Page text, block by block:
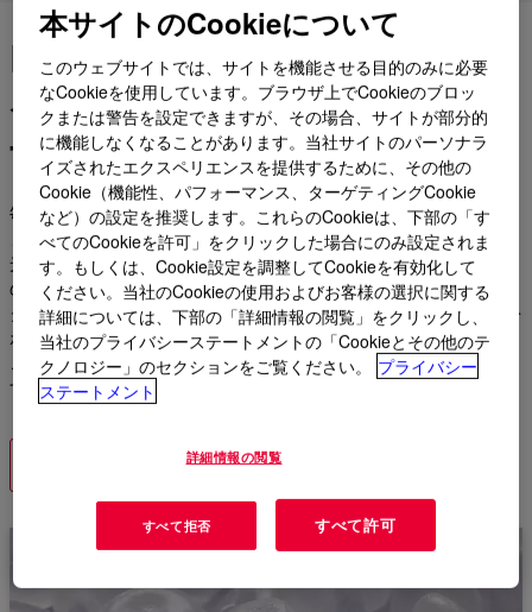
RETAIN™ により、再生フィ
ルムの透明性と再加工性を向
上
毎年、大量の複合材料多層フィルムが、埋立廃棄処理されてい
ます。ダウが開発した RETAIN™ ポリマー改質剤は、分散性、
光学特性、再加工性を向上させることで、多層バリアフィルム
のリサイクルを可能にします。RETAIN™ は、革新的なリサイ
クル相溶化技術により、EVOHやナイロンなどの極性ポリマーを
ポリオレフィンマトリックス中に分散させ、性能を犠牲にする
ことなく高品質のリサイクルフィルムを製造できるようにしま
す。
本サイトのCookieについて
このウェブサイトでは、サイトを機能させる目的のみに必要
なCookieを使用しています。ブラウザ上でCookieのブロッ
クまたは警告を設定できますが、その場合、サイトが部分的
に機能しなくなることがあります。当社サイトのパーソナラ
イズされたエクスペリエンスを提供するために、その他の
Cookie（機能性、パフォーマンス、ターゲティングCookie
など）の設定を推奨します。これらのCookieは、下部の「す
べてのCookieを許可」をクリックした場合にのみ設定されま
す。もしくは、Cookie設定を調整してCookieを有効化して
ください。当社のCookieの使用およびお客様の選択に関する
詳細については、下部の「詳細情報の閲覧」をクリックし、
当社のプライバシーステートメントの「Cookieとその他のテ
クノロジー」のセクションをご覧ください。
プライバシー
ステートメント
詳細情報の閲覧
すべて拒否 すべて許可